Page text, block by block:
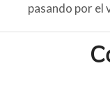
pasando por el